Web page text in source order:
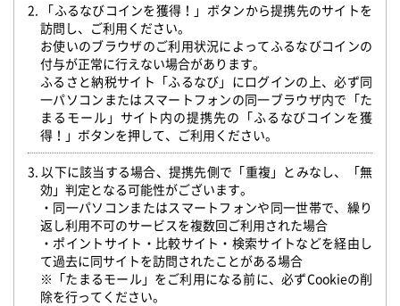
2. 「ふるなびコインを獲得！」ボタンから提携先のサイトを
訪問し、ご利用ください。
お使いのブラウザのご利用状況によってふるなびコインの
付与が正常に行えない場合があります。
ふるさと納税サイト「ふるなび」にログインの上、必ず同
一パソコンまたはスマートフォンの同一ブラウザ内で「た
まるモール」サイト内の提携先の「ふるなびコインを獲
得！」ボタンを押して、ご利用ください。
3. 以下に該当する場合、提携先側で「重複」とみなし、「無
効」判定となる可能性がございます。
・同一パソコンまたはスマートフォンや同一世帯で、繰り
返し利用不可のサービスを複数回ご利用された場合
・ポイントサイト・比較サイト・検索サイトなどを経由し
て過去に同サイトを訪問されたことがある場合
※「たまるモール」をご利用になる前に、必ずCookieの削
除を行ってください。